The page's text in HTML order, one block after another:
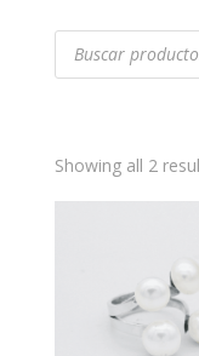
Búsqueda
productos
Showing all 2